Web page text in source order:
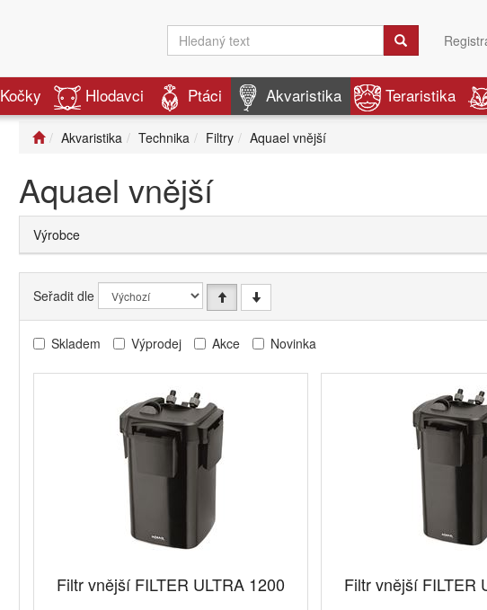
Kočky Hlodavci Ptáci Akvaristika Teraristika
Akvaristika Technika Filtry Aquael vnější
Aquael vnější
Výrobce
Seřadit dle
Skladem Výprodej Akce Novinka
Filtr vnější FILTER ULTRA 1200 Filtr vnější FILTER